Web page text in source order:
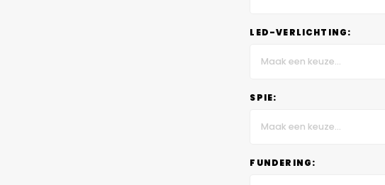
LED-VERLICHTING:
Maak een keuze...
SPIE:
Maak een keuze...
FUNDERING: